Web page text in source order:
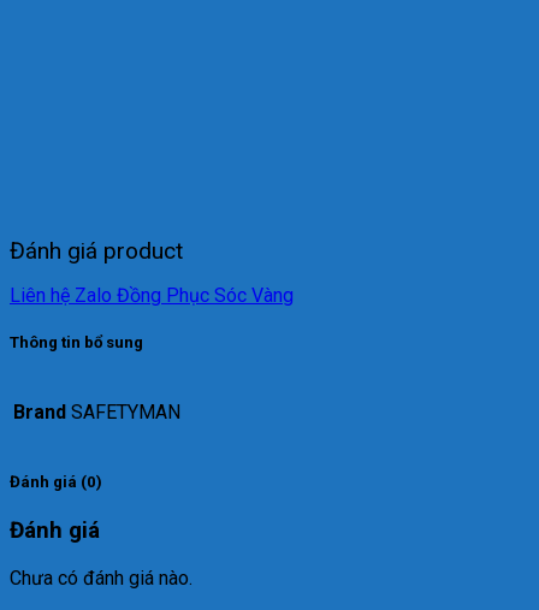
Đánh giá product
Liên hệ Zalo Đồng Phục Sóc Vàng
Thông tin bổ sung
Brand SAFETYMAN
Đánh giá (0)
Đánh giá
Chưa có đánh giá nào.